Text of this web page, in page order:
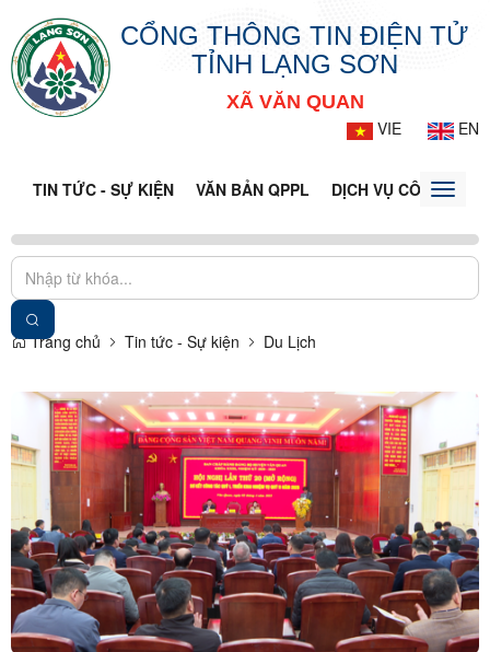
CỔNG THÔNG TIN ĐIỆN TỬ
TỈNH LẠNG SƠN
XÃ VĂN QUAN
VIE
EN
TIN TỨC - SỰ KIỆN VĂN BẢN QPPL DỊCH VỤ CÔNGToggle
Trang chủ Tin tức - Sự kiện Du Lịch